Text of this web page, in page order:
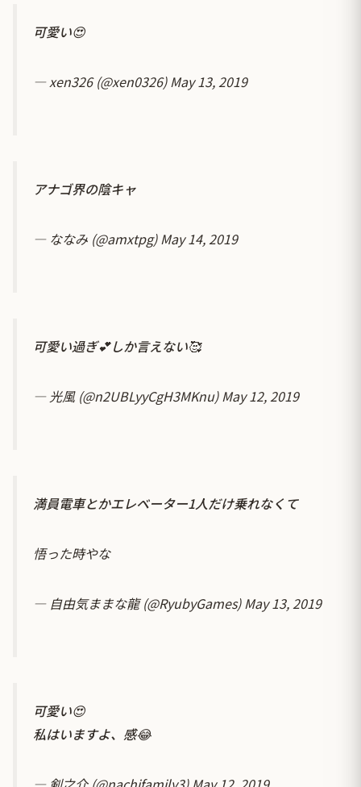
可愛い😍
— xen326 (@xen0326)May 13, 2019
アナゴ界の陰キャ
— ななみ (@amxtpg)May 14, 2019
可愛い過ぎ💕しか言えない🥰
— 光風 (@n2UBLyyCgH3MKnu)May 12, 2019
満員電車とかエレベーター1人だけ乗れなくて
悟った時やな
— 自由気ままな龍 (@RyubyGames)May 13, 2019
可愛い😍
私はいますよ、感😂